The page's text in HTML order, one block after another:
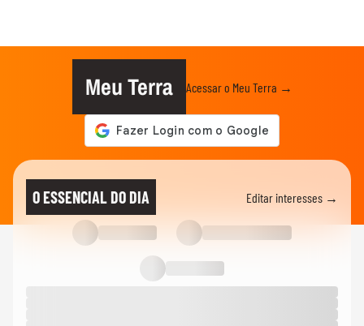
Meu Terra Acessar o Meu Terra →
O ESSENCIAL DO DIA Editar interesses →